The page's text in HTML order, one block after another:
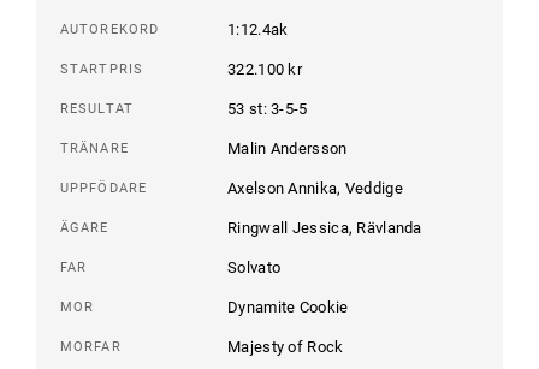
AUTOREKORD 1:12.4ak
STARTPRIS 322.100 kr
RESULTAT 53 st: 3-5-5
TRÄNARE Malin Andersson
UPPFÖDARE Axelson Annika, Veddige
ÄGARE Ringwall Jessica, Rävlanda
FAR Solvato
MOR Dynamite Cookie
MORFAR Majesty of Rock